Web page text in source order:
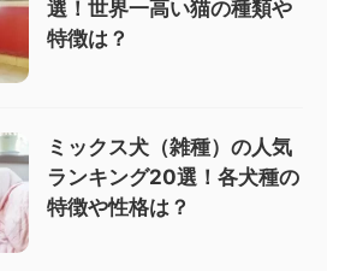
選！世界一高い猫の種類や
特徴は？
ミックス犬（雑種）の人気
ランキング20選！各犬種の
特徴や性格は？